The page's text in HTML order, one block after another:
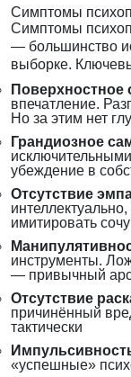
Симптомы
Симптомы
— большинство
выборке.
Поверхностное
впечатление.
Но за этим нет
Грандиозное
убеждение в
Отсутствие
имитировать
инструменты.
— привычный
Отсутствие
причинённый
тактически
«успешные»